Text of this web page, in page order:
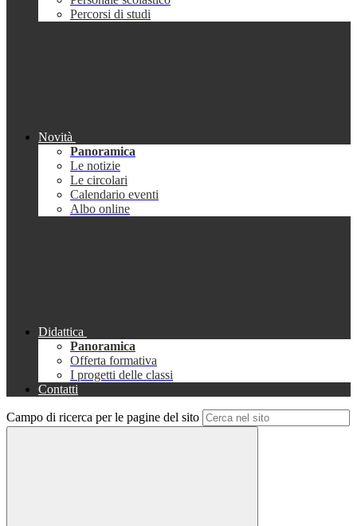
Percorsi di studi
Novità
Panoramica
Le notizie
Le circolari
Calendario eventi
Albo online
Didattica
Panoramica
Offerta formativa
I progetti delle classi
Contatti
Campo di ricerca per le pagine del sito